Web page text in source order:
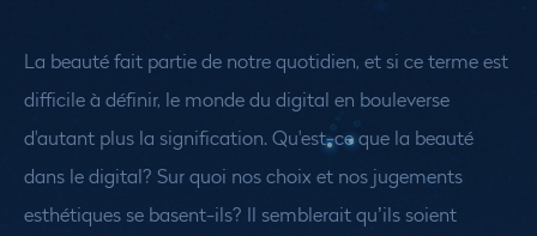
La beauté fait partie de notre quotidien, et si ce terme est
difficile à définir, le monde du digital en bouleverse
d'autant plus la signification. Qu'est-ce que la beauté
dans le digital? Sur quoi nos choix et nos jugements
esthétiques se basent-ils? Il semblerait qu’ils soient